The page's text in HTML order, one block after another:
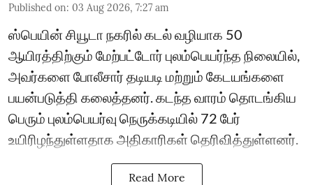
Published on: 03 Aug 2026, 7:27 am
ஸ்பெயின் சியூடா நகரில் கடல் வழியாக 50
ஆயிரத்திற்கும் மேற்பட்டோர் புலம்பெயர்ந்த நிலையில்,
அவர்களை போலீசார் தடியடி மற்றும் கேடயங்களை
பயன்படுத்தி கலைத்தனர். கடந்த வாரம் தொடங்கிய
பெரும் புலம்பெயர்வு நெருக்கடியில் 72 பேர்
உயிரிழந்துள்ளதாக அதிகாரிகள் தெரிவித்துள்ளனர்.
Read More